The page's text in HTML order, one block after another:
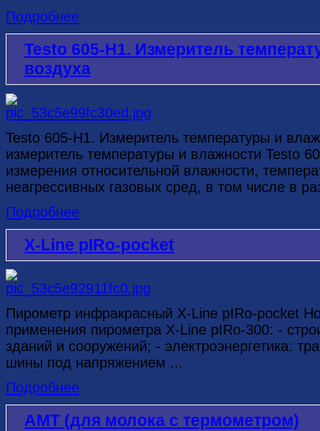
Подробнее
Testo 605-H1. Измеритель
воздуха
Testo 605-H1. Измеритель температуры и
измеритель температуры и влажности Testo
измерения относительной влажности,
неагрессивных газовых сред, в том числе в
Подробнее
X-Line pIRo-pocket
Пирометр инфракрасный X-Line pIRo-pocket
применения пирометра X-Line pIRo-300: -
зданий и сооружений; - электроэнергетика:
шины под напряжением ...
Подробнее
АМТ (для молока с термометром)